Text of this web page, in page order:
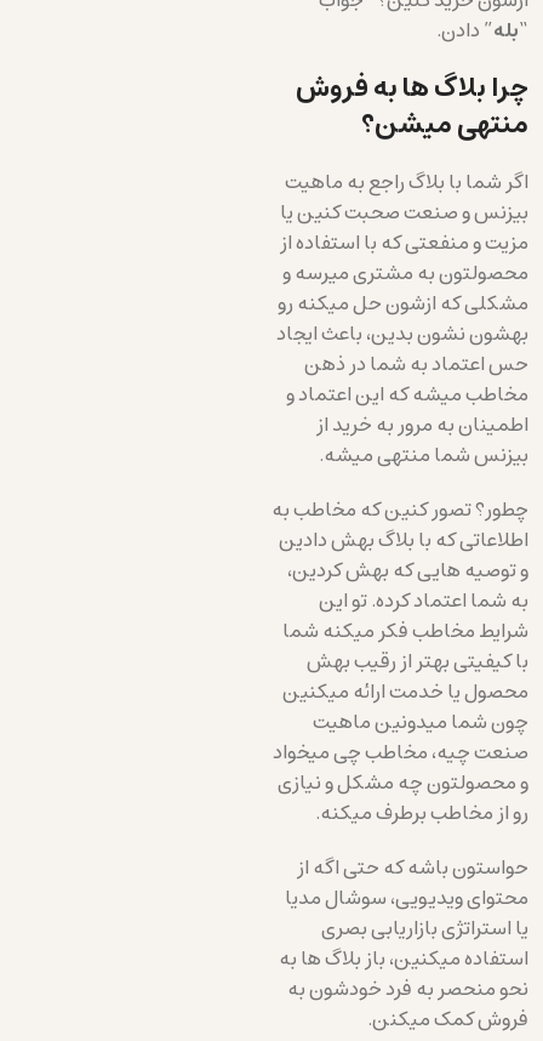
“بله” دادن.
چرا بلاگ ها به فروش
منتهی میشن؟
اگر شما با بلاگ راجع به ماهیت
بیزنس و صنعت صحبت کنین یا
مزیت و منفعتی که با استفاده از
محصولتون به مشتری میرسه و
مشکلی که ازشون حل میکنه رو
بهشون نشون بدین، باعث ایجاد
حس اعتماد به شما در ذهن
مخاطب میشه که این اعتماد و
اطمینان به مرور به خرید از
بیزنس شما منتهی میشه.
چطور؟ تصور کنین که مخاطب به
اطلاعاتی که با بلاگ بهش دادین
و توصیه هایی که بهش کردین،
به شما اعتماد کرده. تو این
شرایط مخاطب فکر میکنه شما
با کیفیتی بهتر از رقیب بهش
محصول یا خدمت ارائه میکنین
چون شما میدونین ماهیت
صنعت چیه، مخاطب چی میخواد
و محصولتون چه مشکل و نیازی
رو از مخاطب برطرف میکنه.
حواستون باشه که حتی اگه از
محتوای ویدیویی، سوشال مدیا
یا استراتژی بازاریابی بصری
استفاده میکنین، باز بلاگ ها به
نحو منحصر به فرد خودشون به
فروش کمک میکنن.